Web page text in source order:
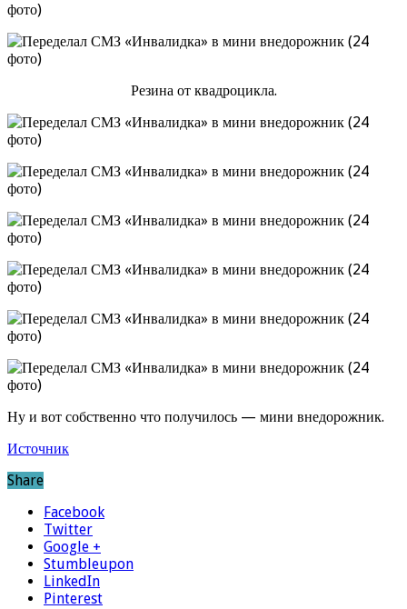
Резина от квадроцикла.
Ну и вот собственно что получилось — мини внедорожник.
Источник
Share
Facebook
Twitter
Google +
Stumbleupon
LinkedIn
Pinterest